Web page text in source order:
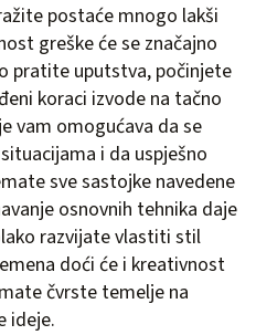
postaće mnogo lakši
greške će se značajno
pratite uputstva, počinjete
koraci izvode na tačno
vam omogućava da se
i da uspješno
sve sastojke navedene
osnovnih tehnika daje
razvijate vlastiti stil
doći će i kreativnost
čvrste temelje na
ideje.